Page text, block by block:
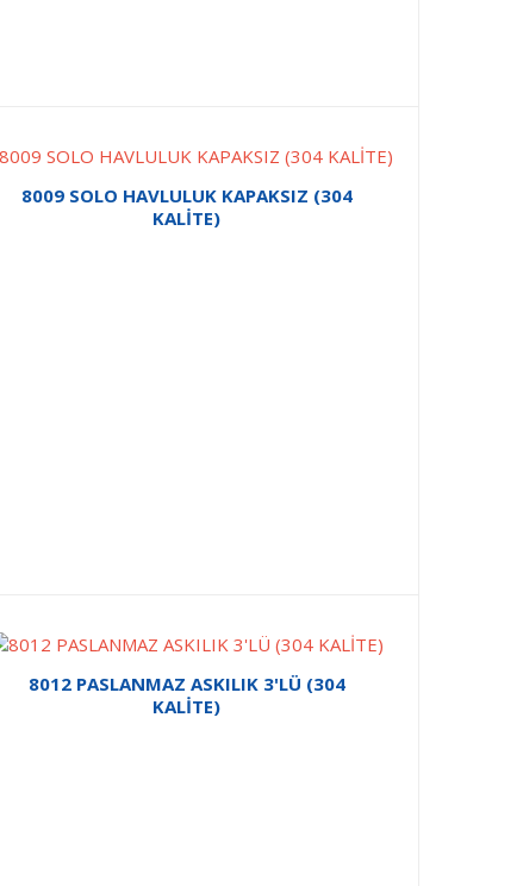
8009 SOLO HAVLULUK KAPAKSIZ (304
KALİTE)
8012 PASLANMAZ ASKILIK 3'LÜ (304
KALİTE)